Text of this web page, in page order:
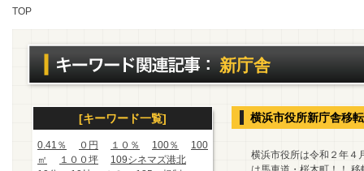
TOP
新庁舎
[キーワード一覧]
0.41％ ０円 １０％ 100％
100
㎡
１００坪
109シネマズ港北
横浜市役所新庁舎移
横浜市役所は令和２年４